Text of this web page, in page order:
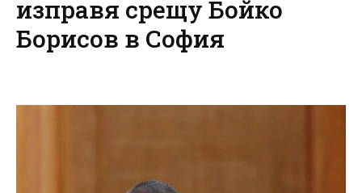
изправя срещу Бойко
Борисов в София